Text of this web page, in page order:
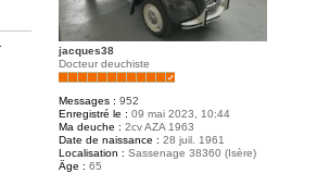
jacques38
Docteur deuchiste
Messages : 952
Enregistré le : 09 mai 2023, 10:44
Ma deuche : 2cv AZA 1963
Date de naissance : 28 juil. 1961
Localisation : Sassenage 38360 (Isère)
Âge : 65